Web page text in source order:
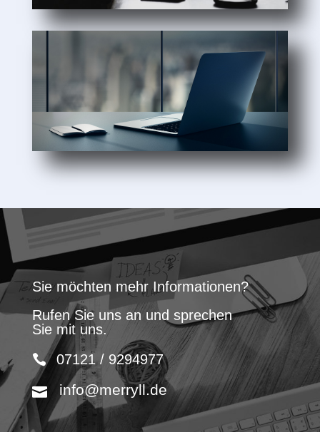
Sie möchten mehr Informationen?
Rufen Sie uns an und sprechen
Sie mit uns.
07121 / 9294977
info@merryll.de